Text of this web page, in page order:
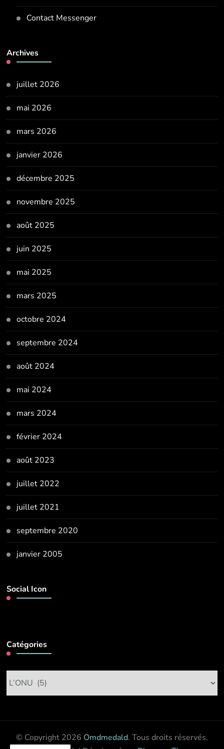
Contact Messenger
Archives
juillet 2026
mai 2026
mars 2026
janvier 2026
décembre 2025
novembre 2025
août 2025
juin 2025
mai 2025
mars 2025
octobre 2024
septembre 2024
août 2024
mai 2024
mars 2024
février 2024
août 2023
juillet 2022
juillet 2021
septembre 2020
janvier 2005
Social Icon
Catégories
© Copyright 2026 Omdmedald. Tous droits réservés.